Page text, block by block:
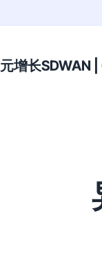
元增长SDWAN